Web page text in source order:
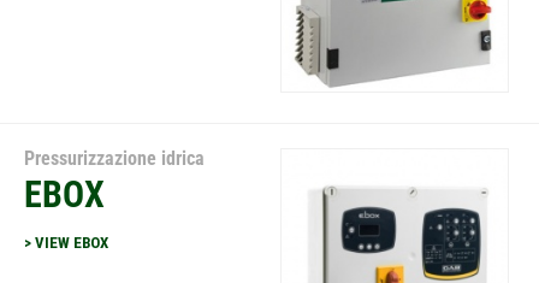
Pressurizzazione idrica
EBOX
> VIEW EBOX